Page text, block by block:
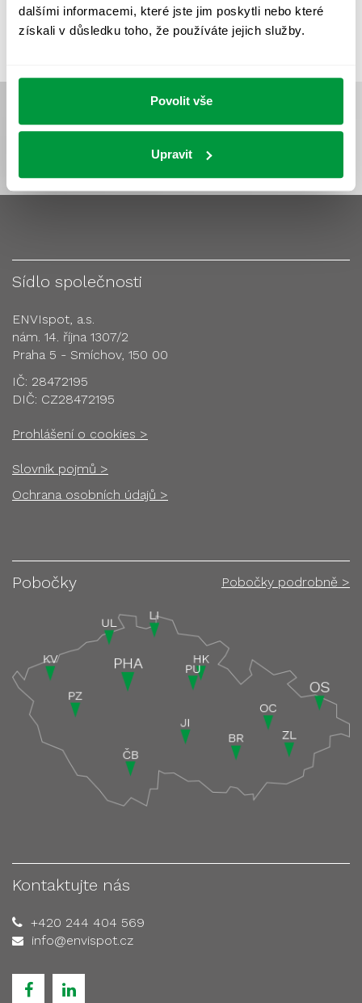
dalšími informacemi, které jste jim poskytli nebo které
získali v důsledku toho, že používáte jejich služby.
Povolit vše
Upravit
ZKOUŠKY NOUZOVÉHO OSVĚTLENÍ
Sídlo společnosti
ENVIspot, a.s.
nám. 14. října 1307/2
Praha 5 - Smíchov, 150 00
IČ: 28472195
DIČ: CZ28472195
Prohlášení o cookies >
Slovník pojmů >
Ochrana osobních údajů >
Pobočky Pobočky podrobně >
Kontaktujte nás
+420 244 404 569
info@envispot.cz